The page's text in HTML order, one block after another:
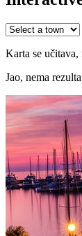
Karta se
Jao, nema